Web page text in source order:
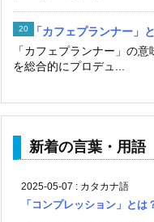
「カフェプランナー」
「カフェプランナー」の
を総合的にプロデュ...
新着の言葉・用語
2025-05-07 : カタカナ語
「コンプレッション」とは